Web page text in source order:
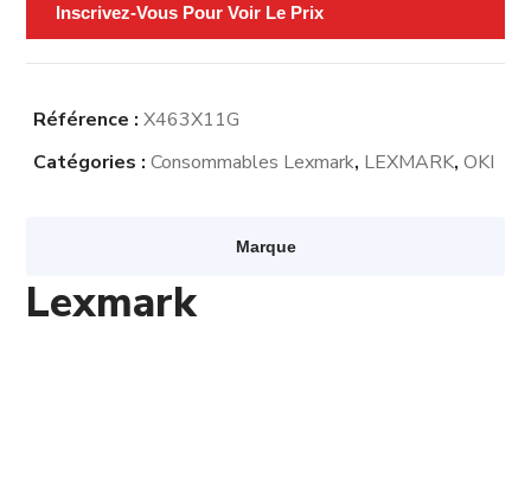
Inscrivez-Vous Pour Voir Le Prix
Référence :X463X11G
Catégories :Consommables Lexmark, LEXMARK,OKI
Marque
Lexmark